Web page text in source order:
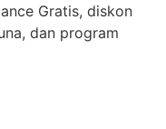
Gratis, diskon
dan program